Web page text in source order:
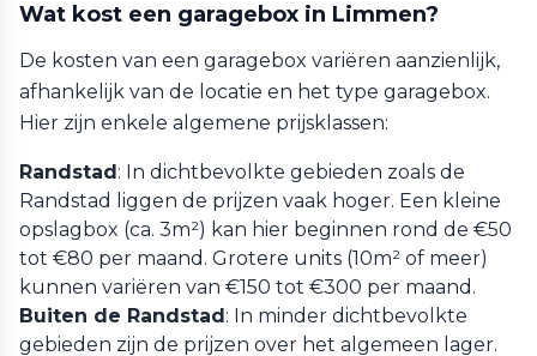
Wat kost een garagebox in Limmen?
De kosten van een garagebox variëren aanzienlijk,
afhankelijk van de locatie en het type garagebox.
Hier zijn enkele algemene prijsklassen:
Randstad: In dichtbevolkte gebieden zoals de
Randstad liggen de prijzen vaak hoger. Een kleine
opslagbox (ca. 3m²) kan hier beginnen rond de €50
tot €80 per maand. Grotere units (10m² of meer)
kunnen variëren van €150 tot €300 per maand.
Buiten de Randstad: In minder dichtbevolkte
gebieden zijn de prijzen over het algemeen lager.